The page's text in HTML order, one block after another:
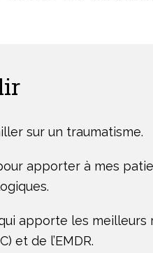
sur un traumatisme.
apporter à mes
apporte les meilleurs
et de l’EMDR.